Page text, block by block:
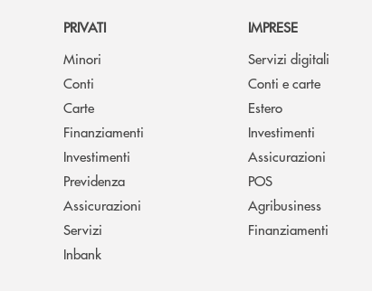
PRIVATI
Minori
Conti
Carte
Finanziamenti
Investimenti
Previdenza
Assicurazioni
Servizi
Inbank
IMPRESE
Servizi digitali
Conti e carte
Estero
Investimenti
Assicurazioni
POS
Agribusiness
Finanziamenti